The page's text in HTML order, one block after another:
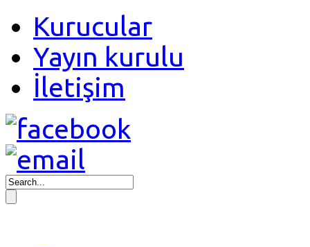
Kurucular
Yayın kurulu
İletişim